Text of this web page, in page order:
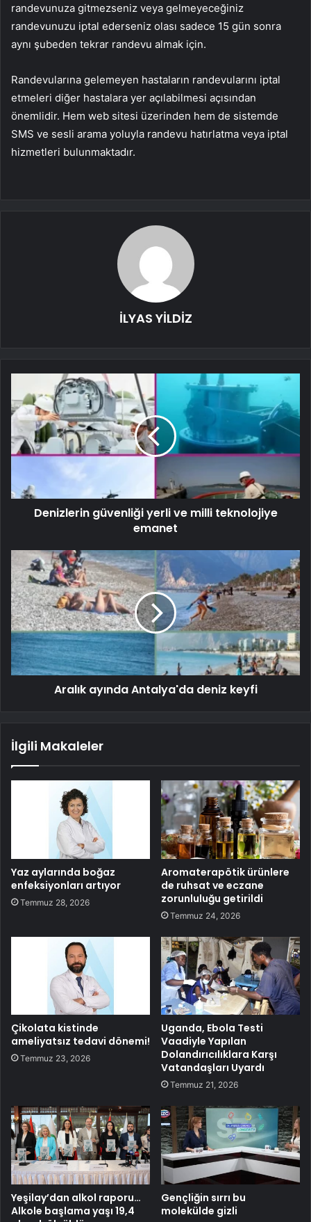
randevunuza gitmezseniz veya gelmeyeceğiniz
randevunuzu iptal ederseniz olası sadece 15 gün sonra
aynı şubeden tekrar randevu almak için.
Randevularına gelemeyen hastaların randevularını iptal
etmeleri diğer hastalara yer açılabilmesi açısından
önemlidir. Hem web sitesi üzerinden hem de sistemde
SMS ve sesli arama yoluyla randevu hatırlatma veya iptal
hizmetleri bulunmaktadır.
İLYAS YİLDİZ
Denizlerin güvenliği yerli ve milli teknolojiye
emanet
Aralık ayında Antalya'da deniz keyfi
İlgili Makaleler
Yaz aylarında boğaz
enfeksiyonları artıyor
Temmuz 28, 2026
Aromaterapötik ürünlere
de ruhsat ve eczane
zorunluluğu getirildi
Temmuz 24, 2026
Çikolata kistinde
ameliyatsız tedavi dönemi!
Temmuz 23, 2026
Uganda, Ebola Testi
Vaadiyle Yapılan
Dolandırıcılıklara Karşı
Vatandaşları Uyardı
Temmuz 21, 2026
Yeşilay’dan alkol raporu…
Alkole başlama yaşı 19,4
Gençliğin sırrı bu
molekülde gizli